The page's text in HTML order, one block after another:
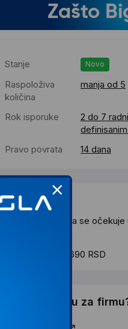
Stanje Novo
Raspoloživa
količina
manja od 5
Rok isporuke
2 do 7
Pravo povrata
14 dana
Dostava
Standardna dostava se
Troskovi dostave 690 RSD
Želite li ponudu za